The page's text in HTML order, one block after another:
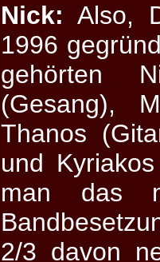
Nick: Also,
1996
gehörten
(Gesang),
Thanos
und
man das
2/3 davon